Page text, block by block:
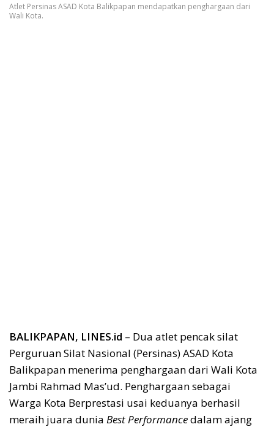
Atlet Persinas ASAD Kota Balikpapan mendapatkan penghargaan dari
Wali Kota.
BALIKPAPAN, LINES.id – Dua atlet pencak silat
Perguruan Silat Nasional (Persinas) ASAD Kota
Balikpapan menerima penghargaan dari Wali Kota
Jambi Rahmad Mas’ud. Penghargaan sebagai
Warga Kota Berprestasi usai keduanya berhasil
meraih juara dunia Best Performancedalam ajang